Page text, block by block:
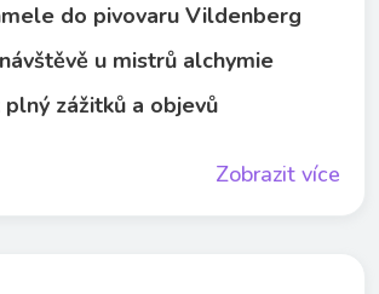
do pivovaru Vildenberg
u mistrů alchymie
zážitků a objevů
Zobrazit více